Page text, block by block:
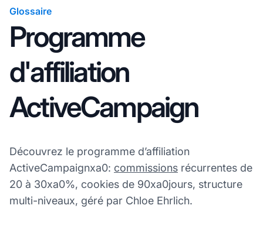
Glossaire
Programme
d'affiliation
ActiveCampaign
Découvrez le programme d’affiliation
ActiveCampaignxa0: commissions récurrentes de
20 à 30xa0%, cookies de 90xa0jours, structure
multi-niveaux, géré par Chloe Ehrlich.